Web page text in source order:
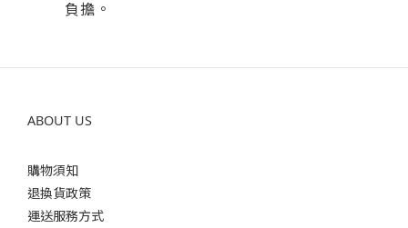
負擔。
ABOUT US
購物須知
退換貨政策
運送服務方式